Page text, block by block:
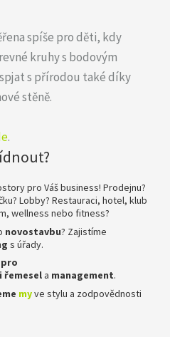
spíše pro děti, kdy
kruhy s bodovým
s přírodou také díky
stěně.
.
pro Váš business! Prodejnu?
Lobby? Restauraci, hotel, klub
wellness nebo fitness?
novostavbu? Zajistíme
s úřady.
řemesela management.
myve stylu a zodpovědnosti